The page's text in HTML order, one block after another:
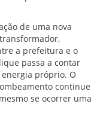
de uma nova
a prefeitura e o
passa a contar
próprio. O
continue
se ocorrer uma